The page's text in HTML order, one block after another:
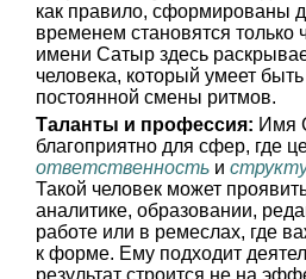
как правило, сформированы
временем становятся только
имени Сатыр здесь
человека, который умеет
постоянной смены ритмов.
Таланты и профессия: Имя
благоприятно для сфер, где
ответственность и
Такой человек может
аналитике, образовании,
работе или в ремеслах, где
к форме. Ему подходит
результат строится не на